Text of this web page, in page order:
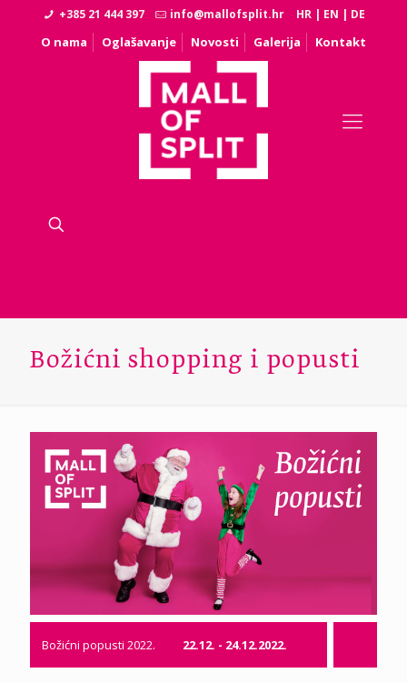
+385 21 444 397 info@mallofsplit.hr HR | EN | DE
O nama Oglašavanje Novosti Galerija Kontakt
Božićni shopping i popusti
Božićni popusti 2022. 22.12. - 24.12.2022.